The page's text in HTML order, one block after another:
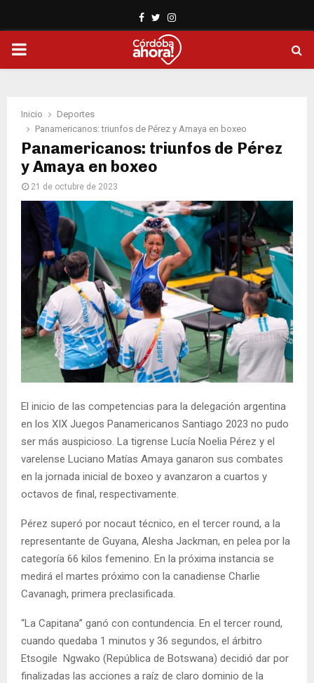
Facebook
TwitterInstagram
PRIMARY
Inicio
Deportes
Panamericanos: triunfos de Pérez y Amaya en boxeo
Panamericanos: triunfos de Pérez
y Amaya en boxeo
21 de octubre de 2023
El inicio de las competencias para la delegación argentina
en los XIX Juegos Panamericanos Santiago 2023 no pudo
ser más auspicioso. La tigrense Lucía Noelia Pérez y el
varelense Luciano Matías Amaya ganaron sus combates
en la jornada inicial de boxeo y avanzaron a cuartos y
octavos de final, respectivamente.
Pérez superó por nocaut técnico, en el tercer round, a la
representante de Guyana, Alesha Jackman, en pelea por la
categoría 66 kilos femenino. En la próxima instancia se
medirá el martes próximo con la canadiense Charlie
Cavanagh, primera preclasificada.
“La Capitana” ganó con contundencia. En el tercer round,
cuando quedaba 1 minutos y 36 segundos, el árbitro
Etsogile Ngwako (República de Botswana) decidió dar por
finalizadas las acciones a raíz de claro dominio de la